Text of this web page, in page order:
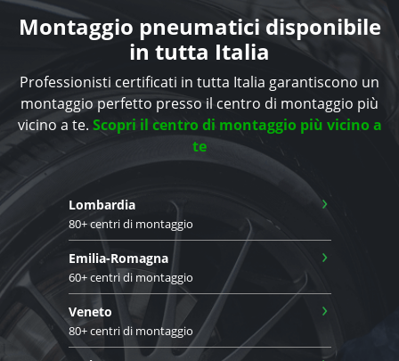
Montaggio pneumatici disponibile
in tutta Italia
Professionisti certificati in tutta Italia garantiscono un
montaggio perfetto presso il centro di montaggio più
vicino a te. Scopri il centro di montaggio più vicino a
te
Lombardia
80+ centri di montaggio
›
Emilia-Romagna
60+ centri di montaggio
›
Veneto
80+ centri di montaggio
›